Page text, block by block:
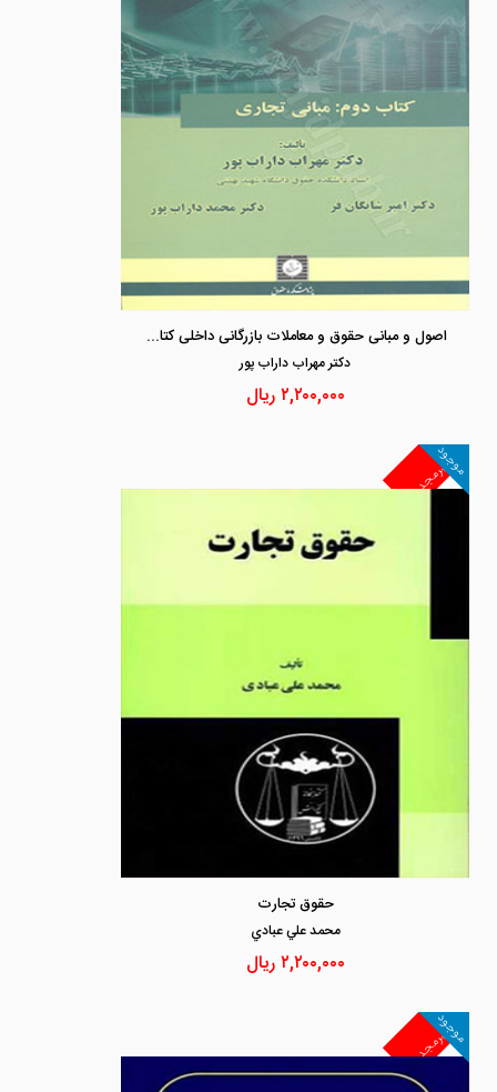
اصول و مبانی حقوق و معاملات بازرگانی داخلی کتاب دوم « مبانی تجاری »
دكتر مهراب داراب پور
۲,۲۰۰,۰۰۰ریال
غیرمجد
موجود
حقوق تجارت
محمد علي عبادي
۲,۲۰۰,۰۰۰ریال
غیرمجد
موجود